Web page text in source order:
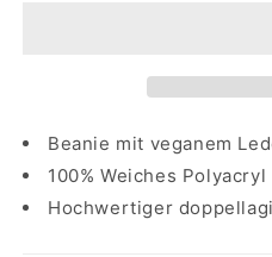
Beanie mit veganem
100% Weiches
Hochwertiger